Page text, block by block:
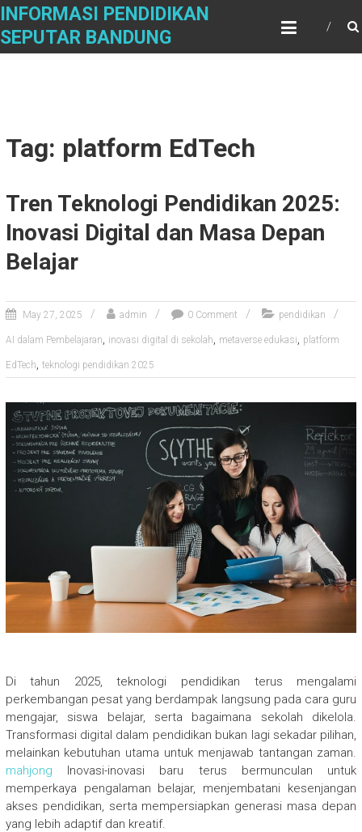
Skip
content
INFORMASI PENDIDIKAN
SEPUTAR BANDUNG
Tag: platform EdTech
Tren Teknologi Pendidikan 2025:
Inovasi Digital dan Masa Depan
Belajar
May 27, 2025 admin 0 Comment pendidikan
AI dalam Pembelajaran, inovasi digital di sekolah, metaverse edukasi, platform
EdTech, teknologi pendidikan 2025
Di tahun 2025, teknologi pendidikan terus mengalami
perkembangan pesat yang berdampak langsung pada cara guru
mengajar, siswa belajar, serta bagaimana sekolah dikelola.
Transformasi digital dalam pendidikan bukan lagi sekadar pilihan,
melainkan kebutuhan utama untuk menjawab tantangan zaman.
mahjong Inovasi-inovasi baru terus bermunculan untuk
memperkaya pengalaman belajar, menjembatani kesenjangan
akses pendidikan, serta mempersiapkan generasi masa depan
yang lebih adaptif dan kreatif.